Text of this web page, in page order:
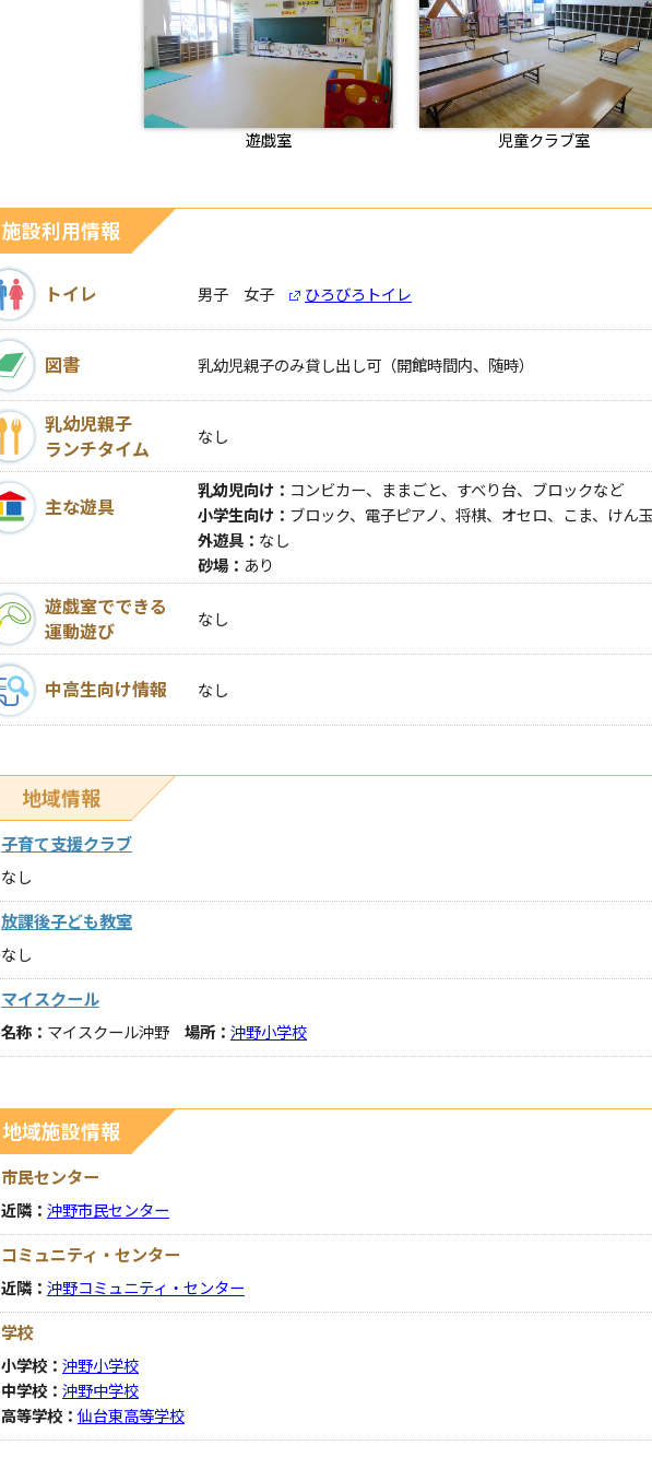
遊戯室 児童クラブ室
施設利用情報
トイレ 男子 女子 ひろびろトイレ
図書 乳幼児親子のみ貸し出し可（開館時間内、随時）
乳幼児親子
ランチタイム
なし
主な遊具
乳幼児向け： コンビカー、ままごと、すべり台、ブロックなど
小学生向け： ブロック、電子ピアノ、将棋、オセロ、こま、けん
外遊具： なし
砂場： あり
遊戯室でできる
運動遊び
なし
中高生向け情報 なし
地域情報
子育て支援クラブ
なし
放課後子ども教室
なし
マイスクール
名称： マイスクール沖野 場所： 沖野小学校
地域施設情報
市民センター
近隣： 沖野市民センター
コミュニティ・センター
近隣： 沖野コミュニティ・センター
学校
小学校： 沖野小学校
中学校： 沖野中学校
高等学校： 仙台東高等学校